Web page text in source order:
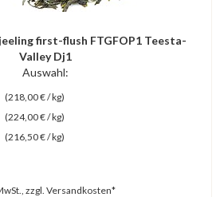
first-flush FTGFOP1 Teesta-
Valley Dj1
Auswahl:
(218,00 € / kg)
(224,00 € / kg)
(216,50 € / kg)
zzgl. Versandkosten*